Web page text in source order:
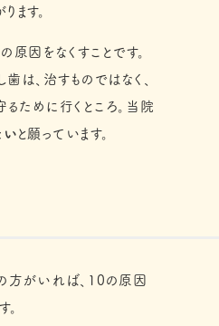
ます。
因をなくすことです。
は、治すものではなく、
ために行くところ。当院
いと願っています。
方がいれば、10の原因